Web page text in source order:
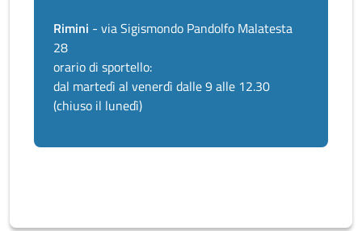
Rimini - via Sigismondo Pandolfo Malatesta
28
orario di sportello:
dal martedì al venerdì dalle 9 alle 12.30
(chiuso il lunedì)